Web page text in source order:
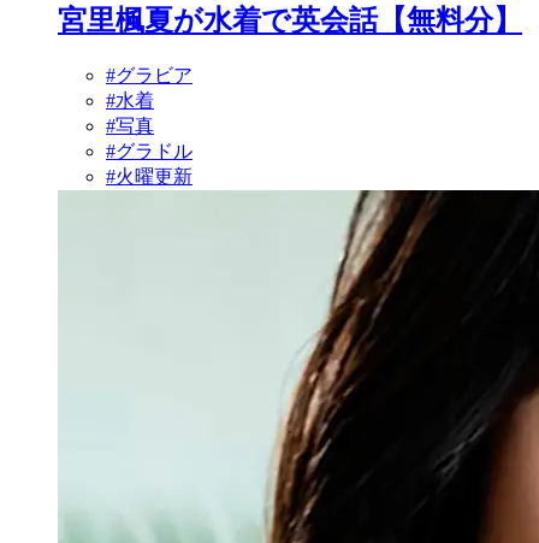
宮里楓夏が水着で英会話【無料分】
#グラビア
#水着
#写真
#グラドル
#火曜更新